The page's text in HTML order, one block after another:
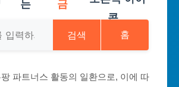
는
금
검색 홈
파트너스 활동의 일환으로, 이에 따